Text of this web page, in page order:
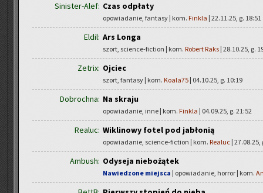
Sinister-Alef: Czas odpłaty
opowiadanie, fantasy | kom. Finkla | 22.11.25, g. 18:51
Eldil: Ars Longa
szort, science-fiction | kom. Robert Raks | 28.10.25, g.
Zetrix: Ojciec
szort, fantasy | kom. Koala75 | 04.10.25, g. 10:19
Dobrochna: Na skraju
opowiadanie, inne | kom. Finkla | 04.09.25, g. 21:52
Realuc: Wiklinowy fotel pod jabłonią
opowiadanie, science-fiction | kom. Realuc | 27.08.25,
Ambush: Odyseja niebożątek
Nawiedzone miejsca | opowiadanie, horror | kom.